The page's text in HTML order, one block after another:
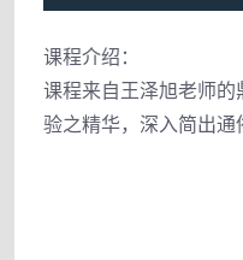
课程介绍：
课程来自王泽旭老师
验之精华，深入简出通